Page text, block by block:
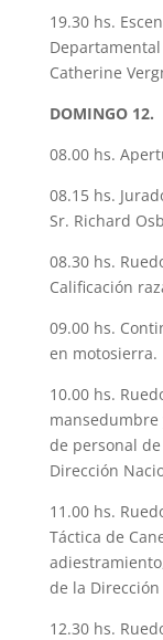
19.30 hs.
Departamental
Catherine
DOMINGO 12.
08.00 hs.
08.15 hs.
Sr. Richard
08.30 hs.
Calificación
09.00 hs.
en motosierra.
10.00 hs.
mansedumbre
de personal
Dirección
11.00 hs.
Táctica de
de la
12.30 hs.